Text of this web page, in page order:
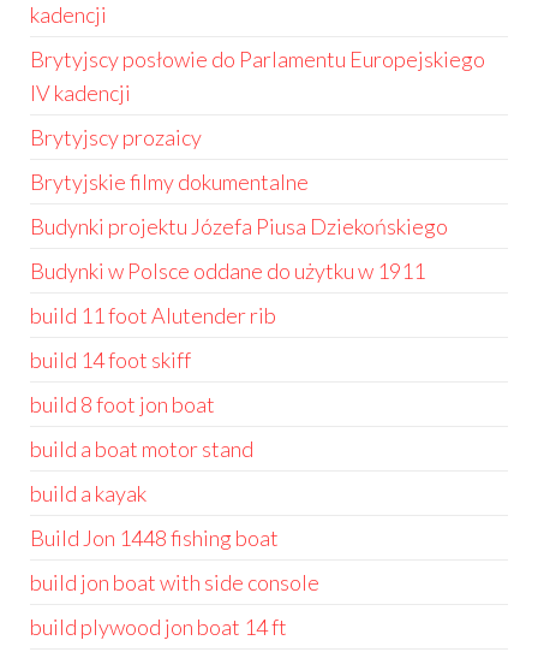
kadencji
Brytyjscy posłowie do Parlamentu Europejskiego
IV kadencji
Brytyjscy prozaicy
Brytyjskie filmy dokumentalne
Budynki projektu Józefa Piusa Dziekońskiego
Budynki w Polsce oddane do użytku w 1911
build 11 foot Alutender rib
build 14 foot skiff
build 8 foot jon boat
build a boat motor stand
build a kayak
Build Jon 1448 fishing boat
build jon boat with side console
build plywood jon boat 14 ft